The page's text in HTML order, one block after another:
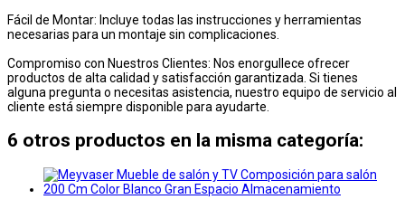
Fácil de Montar: Incluye todas las instrucciones y herramientas
necesarias para un montaje sin complicaciones.
Compromiso con Nuestros Clientes: Nos enorgullece ofrecer
productos de alta calidad y satisfacción garantizada. Si tienes
alguna pregunta o necesitas asistencia, nuestro equipo de servicio al
cliente está siempre disponible para ayudarte.
6 otros productos en la misma categoría: